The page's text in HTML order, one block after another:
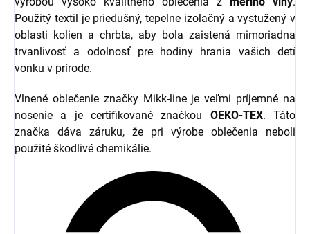
Použitý textil je priedušný, tepelne izolačný a vystužený v
oblasti kolien a chrbta, aby bola zaistená mimoriadna
trvanlivosť a odolnosť pre hodiny hrania vašich detí
vonku v prírode.
Vlnené oblečenie značky Mikk-line je veľmi príjemné na
nosenie a je certifikované značkou OEKO-TEX. Táto
značka dáva záruku, že pri výrobe oblečenia neboli
použité škodlivé chemikálie.